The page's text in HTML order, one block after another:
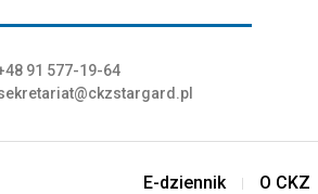
91 577-19-64
E-dziennik O CKZ